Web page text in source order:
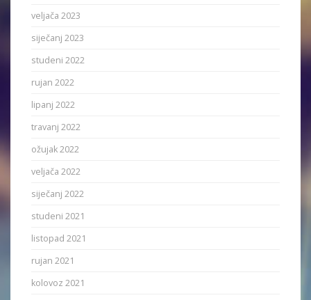
veljača 2023
siječanj 2023
studeni 2022
rujan 2022
lipanj 2022
travanj 2022
ožujak 2022
veljača 2022
siječanj 2022
studeni 2021
listopad 2021
rujan 2021
kolovoz 2021